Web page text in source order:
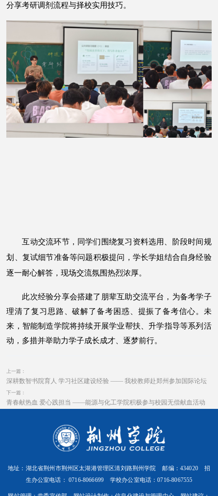
分享考研调剂流程与择校实用技巧。
互动交流环节，同学们围绕复习资料选用、阶段时间规
划、复试细节准备等问题积极提问，学长学姐结合自身经验
逐一耐心解答，现场交流氛围热烈浓厚。
此次经验分享会搭建了朋辈互助交流平台，为备考学子
理清了复习思路、破解了备考困惑、提振了备考信心。未
来，智能制造学院将持续开展学业帮扶、升学指导等系列活
动，多措并举助力学子成长成才、逐梦前行。
上一篇：
深耕数智书院育人 学习社区建设经验 —— 我校教师赴郑州参加国际论坛
下一篇：
青春献热血 爱心践担当 ——能源与化工学院积极参与校园无偿献血活动
地址：湖北省荆州市荆州区太湖港管理区清刘路荆州学院 邮编：434020 招
生办公室电话： 0716-8066699 学校办公室电话：0716-8067555